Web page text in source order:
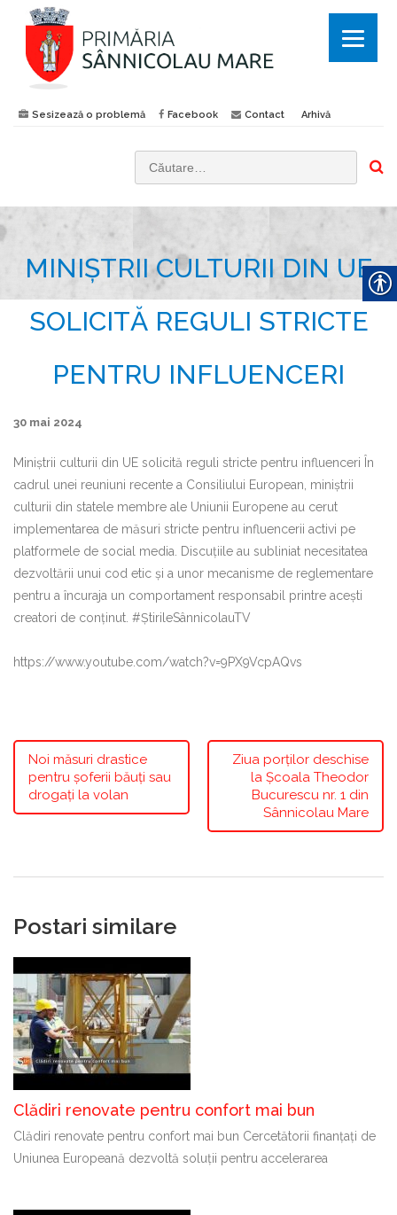
Sesizează o problemă Facebook Contact Arhivă
MINIȘTRII CULTURII DIN UE
SOLICITĂ REGULI STRICTE
PENTRU INFLUENCERI
30 mai 2024
Miniștrii culturii din UE solicită reguli stricte pentru influenceri În
cadrul unei reuniuni recente a Consiliului European, miniștrii
culturii din statele membre ale Uniunii Europene au cerut
implementarea de măsuri stricte pentru influencerii activi pe
platformele de social media. Discuțiile au subliniat necesitatea
dezvoltării unui cod etic și a unor mecanisme de reglementare
pentru a încuraja un comportament responsabil printre acești
creatori de conținut. #ȘtirileSânnicolauTV
https://www.youtube.com/watch?v=9PX9VcpAQvs
Noi măsuri drastice
pentru șoferii băuți sau
drogați la volan
Ziua porților deschise
la Școala Theodor
Bucurescu nr. 1 din
Sânnicolau Mare
Postari similare
Clădiri renovate pentru confort mai bun
Clădiri renovate pentru confort mai bun Cercetătorii finanțați de
Uniunea Europeană dezvoltă soluții pentru accelerarea